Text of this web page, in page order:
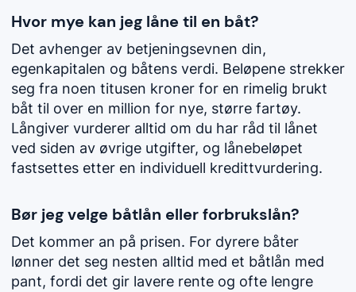
Hvor mye kan jeg låne til en båt?
Det avhenger av betjeningsevnen din,
egenkapitalen og båtens verdi. Beløpene strekker
seg fra noen titusen kroner for en rimelig brukt
båt til over en million for nye, større fartøy.
Långiver vurderer alltid om du har råd til lånet
ved siden av øvrige utgifter, og lånebeløpet
fastsettes etter en individuell kredittvurdering.
Bør jeg velge båtlån eller forbrukslån?
Det kommer an på prisen. For dyrere båter
lønner det seg nesten alltid med et båtlån med
pant, fordi det gir lavere rente og ofte lengre